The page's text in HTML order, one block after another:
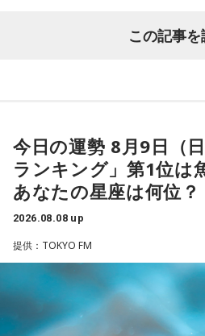
ペナントレース終盤の神宮球場、
「ニッポン放送ショウアップナイ
■放送日時：8月15日（土） 17時
応あり）
■スペシャルゲスト解説：髙津臣吾
■実況：師岡正雄アナウンサー
■番組X：@showup1242
■ハッシュタグ：#ショウアップ
【2位】蟹座（かに座）
好調な運気で心地よく過ごせる1日
えやすい運気なので、選択に迷っ
してみてください。
学びや成長ができそうな1日です
学びが深まりそうです。海外のこ
を大切に過ごしてみましょう。
この記事を
今日の運勢 8月9日（
ランキング」第1位は
あなたの星座は何位？
2026.08.08 up
提供：TOKYO FM